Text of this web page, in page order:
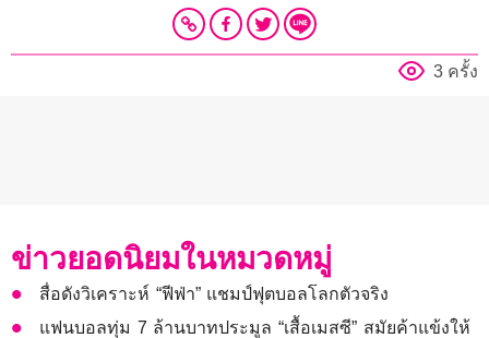
3 ครั้ง
ข่าวยอดนิยมในหมวดหมู่
สื่อดังวิเคราะห์ “ฟีฟ่า” แชมป์ฟุตบอลโลกตัวจริง
แฟนบอลทุ่ม 7 ล้านบาทประมูล “เสื้อเมสซี” สมัยค้าแข้งให้